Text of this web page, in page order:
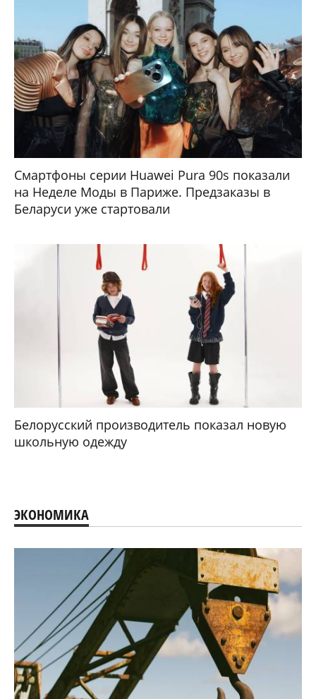
Смартфоны серии Huawei Pura 90s показали
на Неделе Моды в Париже. Предзаказы в
Беларуси уже стартовали
Белорусский производитель показал новую
школьную одежду
ЭКОНОМИКА